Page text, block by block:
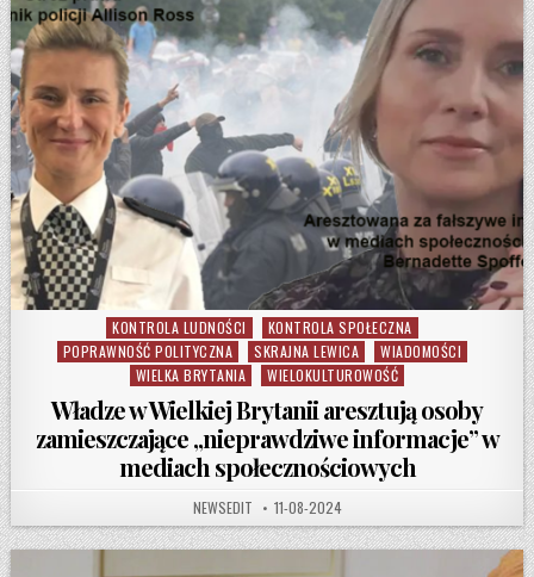
Posted in
KONTROLA LUDNOŚCI
KONTROLA SPOŁECZNA
POPRAWNOŚĆ POLITYCZNA
SKRAJNA LEWICA
WIADOMOŚCI
WIELKA BRYTANIA
WIELOKULTUROWOŚĆ
Władze w Wielkiej Brytanii aresztują osoby
zamieszczające „nieprawdziwe informacje” w
mediach społecznościowych
AUTHOR:
NEWSEDIT PUBLISHED DATE:
11-08-2024